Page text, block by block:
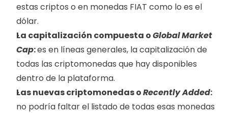
estas criptos o en monedas FIAT como lo es el
dólar.
La capitalización compuesta o GlobalMarket
Cap: es en líneas generales, la capitalización de
todas las criptomonedas que hay disponibles
dentro de la plataforma.
Las nuevas criptomonedas o Recently Added
no podría faltar el listado de todas esas monedas